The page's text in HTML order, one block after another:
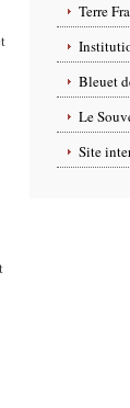
Terre
Bleuet
Le
Site